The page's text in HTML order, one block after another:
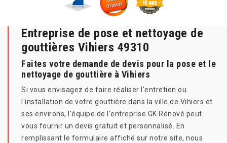
Entreprise de pose et nettoyage de
gouttières Vihiers 49310
Faites votre demande de devis pour la pose et le
nettoyage de gouttière à Vihiers
Si vous envisagez de faire réaliser l'entretien ou
l'installation de votre gouttière dans la ville de Vihiers et
ses environs, l'équipe de l'entreprise GK Rénové peut
vous fournir un devis gratuit et personnalisé. En
remplissant le formulaire affiché sur notre site, nous